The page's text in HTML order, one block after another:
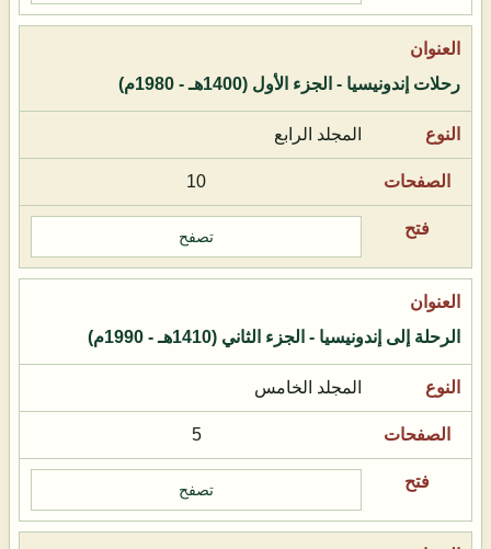
رحلات إندونيسيا - الجزء الأول (1400هـ - 1980م)
المجلد الرابع
10
تصفح
الرحلة إلى إندونيسيا - الجزء الثاني (1410هـ - 1990م)
المجلد الخامس
5
تصفح